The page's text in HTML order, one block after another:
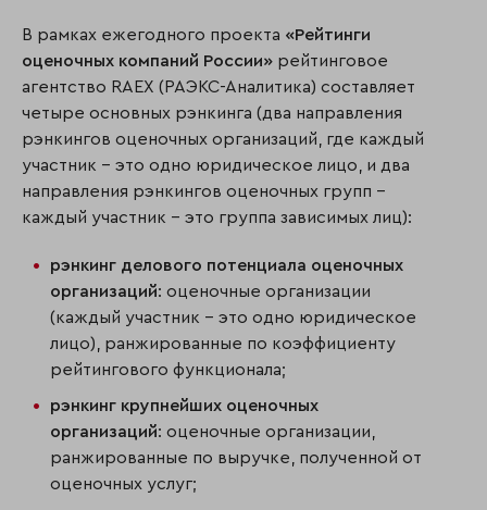
В рамках ежегодного проекта «Рейтинги
оценочных компаний России» рейтинговое
агентство RAEX (РАЭКС-Аналитика) составляет
четыре основных рэнкинга (два направления
рэнкингов оценочных организаций, где каждый
участник – это одно юридическое лицо, и два
направления рэнкингов оценочных групп –
каждый участник – это группа зависимых лиц):
рэнкинг делового потенциала оценочных
организаций: оценочные организации
(каждый участник – это одно юридическое
лицо), ранжированные по коэффициенту
рейтингового функционала;
рэнкинг крупнейших оценочных
организаций: оценочные организации,
ранжированные по выручке, полученной от
оценочных услуг;